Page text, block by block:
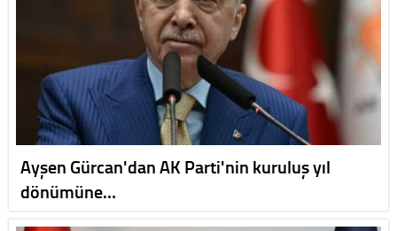
Ayşen Gürcan'dan AK Parti'nin kuruluş yıl
dönümüne…